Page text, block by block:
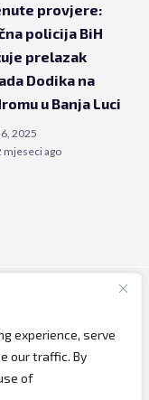
experience, serve
our traffic. By
of
provjere:
policija BiH
prelazak
Dodika na
u Banja Luci
2025
mjeseci ago